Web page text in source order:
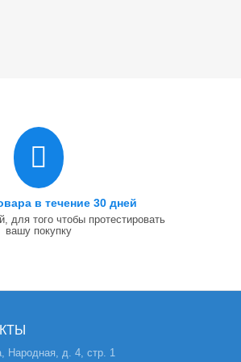
в течение 30 дней
для того чтобы протестировать
вашу покупку
Народная, д. 4, стр. 1